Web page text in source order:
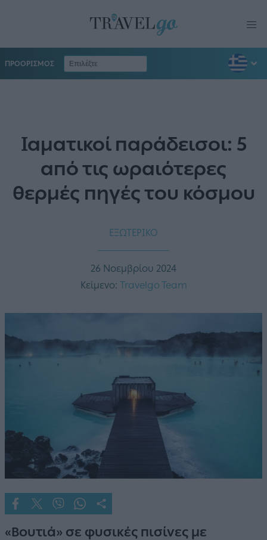
ΠΡΟΟΡΙΣΜΟΣ
Ιαματικοί παράδεισοι: 5
από τις ωραιότερες
θερμές πηγές του κόσμου
ΕΞΩΤΕΡΙΚΟ
26 Νοεμβρίου 2024
Κείμενο: Travelgo Team
«Βουτιά» σε φυσικές πισίνες με